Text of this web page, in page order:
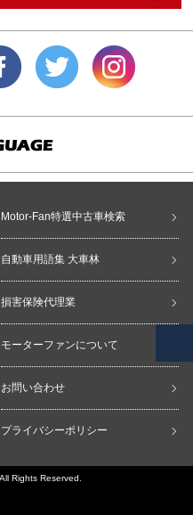
Motor-Fan特選中古車検索
自動車用語集 大車林
損害保険代理業